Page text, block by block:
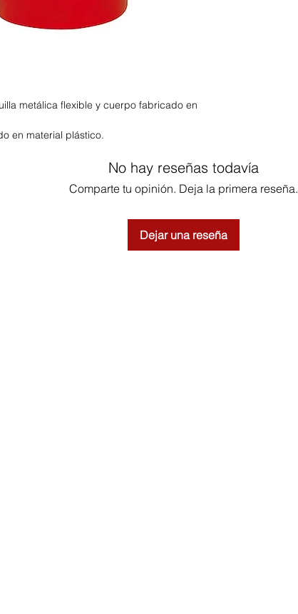
metálica flexible y cuerpo fabricado en
en material plástico.
No hay reseñas todavía
Comparte tu opinión. Deja la primera reseña.
Dejar una reseña